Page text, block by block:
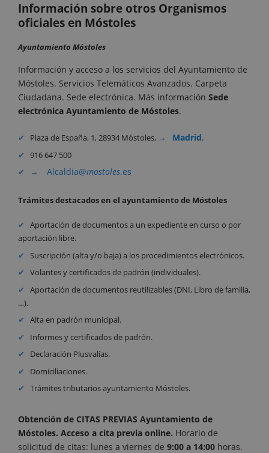
Información sobre otros Organismos
oficiales en Móstoles
Ayuntamiento Móstoles
Información y acceso a los servicios del Ayuntamiento de
Móstoles. Servicios Telemáticos Avanzados. Carpeta
Ciudadana. Sede electrónica. Más información Sede
electrónica Ayuntamiento de Móstoles.
Plaza de España, 1, 28934 Móstoles, Madrid.
916 647 500
Alcaldia@mostoles.es
Trámites destacados en el ayuntamiento de Móstoles
Aportación de documentos a un expediente en curso o por
aportación libre.
Suscripción (alta y/o baja) a los procedimientos electrónicos.
Volantes y certificados de padrón (individuales).
Aportación de documentos reutilizables (DNI, Libro de familia,
…).
Alta en padrón municipal.
Informes y certificados de padrón.
Declaración Plusvalías.
Domiciliaciones.
Trámites tributarios ayuntamiento Móstoles.
Obtención de CITAS PREVIAS Ayuntamiento de
Móstoles. Acceso a cita previa online. Horario de
solicitud de citas: lunes a viernes de 9:00 a 14:00 horas.